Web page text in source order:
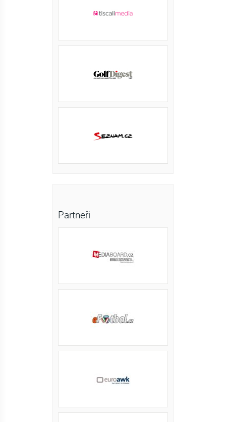
Partneři